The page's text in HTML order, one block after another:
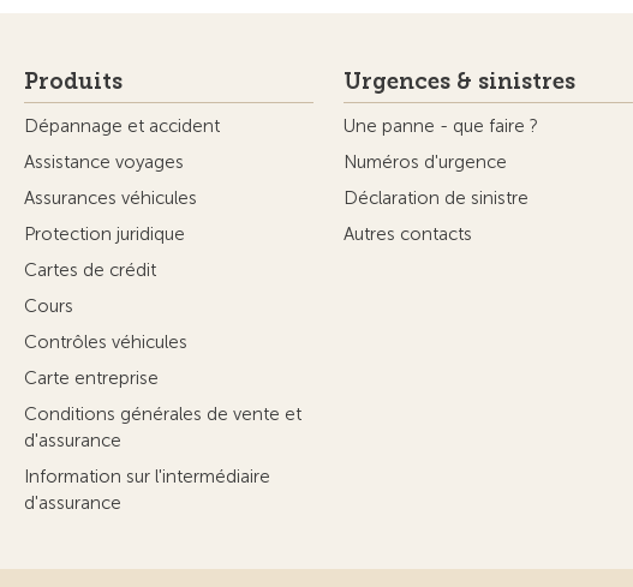
Produits
Dépannage et accident
Assistance voyages
Assurances véhicules
Protection juridique
Cartes de crédit
Cours
Contrôles véhicules
Carte entreprise
Conditions générales de vente et
d'assurance
Information sur l'intermédiaire
d'assurance
Urgences & sinistres
Une panne - que faire ?
Numéros d'urgence
Déclaration de sinistre
Autres contacts